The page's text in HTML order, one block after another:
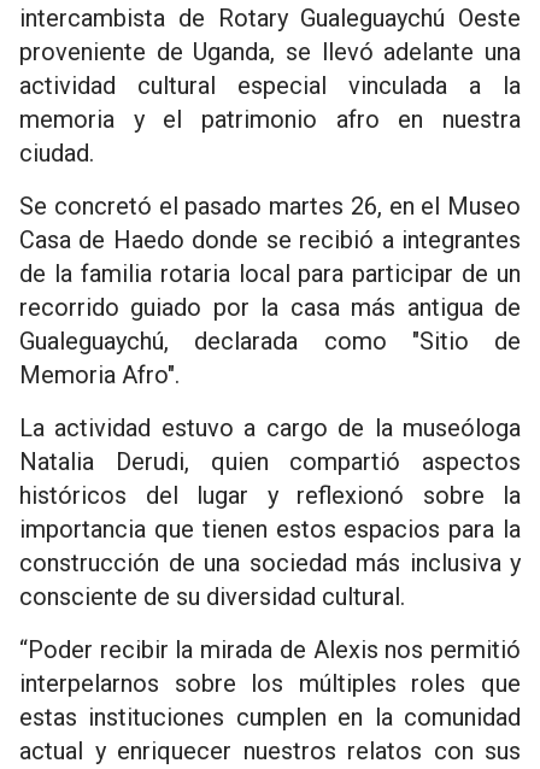
intercambista de Rotary Gualeguaychú Oeste
proveniente de Uganda, se llevó adelante una
actividad cultural especial vinculada a la
memoria y el patrimonio afro en nuestra
ciudad.
Se concretó el pasado martes 26, en el Museo
Casa de Haedo donde se recibió a integrantes
de la familia rotaria local para participar de un
recorrido guiado por la casa más antigua de
Gualeguaychú, declarada como "Sitio de
Memoria Afro".
La actividad estuvo a cargo de la museóloga
Natalia Derudi, quien compartió aspectos
históricos del lugar y reflexionó sobre la
importancia que tienen estos espacios para la
construcción de una sociedad más inclusiva y
consciente de su diversidad cultural.
“Poder recibir la mirada de Alexis nos permitió
interpelarnos sobre los múltiples roles que
estas instituciones cumplen en la comunidad
actual y enriquecer nuestros relatos con sus